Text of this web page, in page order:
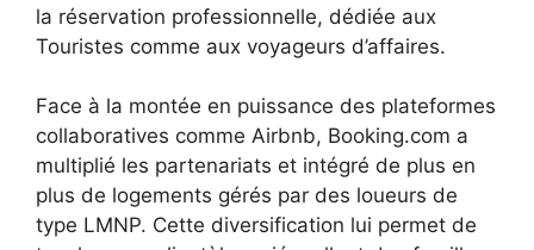
la réservation professionnelle, dédiée aux
Touristes comme aux voyageurs d’affaires.
Face à la montée en puissance des plateformes
collaboratives comme Airbnb, Booking.com a
multiplié les partenariats et intégré de plus en
plus de logements gérés par des loueurs de
type LMNP. Cette diversification lui permet de